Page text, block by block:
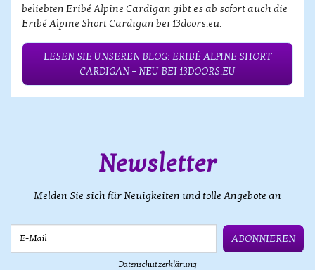
beliebten Eribé Alpine Cardigan gibt es ab sofort auch die
Eribé Alpine Short Cardigan bei 13doors.eu.
LESEN SIE UNSEREN BLOG: ERIBÉ ALPINE SHORT
CARDIGAN – NEU BEI 13DOORS.EU
Newsletter
Melden Sie sich für Neuigkeiten und tolle Angebote an
ABONNIEREN
Datenschutzerklärung